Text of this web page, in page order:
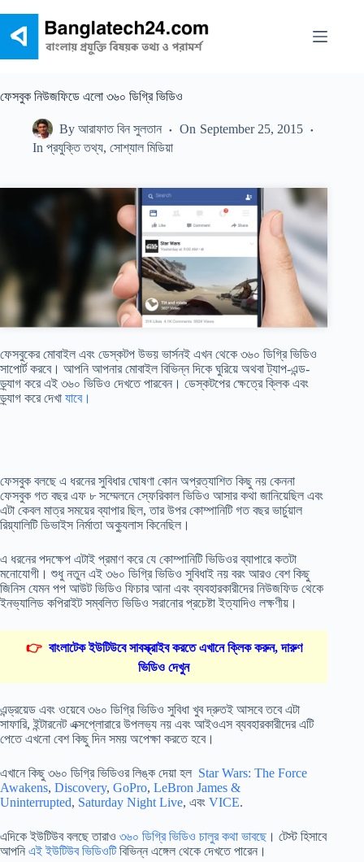
content
ফেসবুক নিউজফিডে এলো ৩৬০ ডিগ্রি ভিডিও
By আরাফাত বিন সুলতান On September 25, 2015
In প্রযুক্তি তথ্য,সোশ্যাল মিডিয়া
ফেসবুকের মোবাইল এবং ডেস্কটপ উভয় ভার্সনই এখন থেকে ৩৬০ ডিগ্রি ভিডিও
সাপোর্ট করবে। আপনি আপনার মোবাইল বিভিন্ন দিকে ঘুরিয়ে অথবা ট্যাপ-এন্ড-
ড্র্যাগ করে এই ৩৬০ ভিডিও দেখতে পারবেন। ডেস্কটপের ক্ষেত্রে ক্লিক এবং
ড্র্যাগ করে দেখা যাবে।
ফেসবুক বলছে এ ধরনের সুবিধার ঘোষণা কোন অপ্রত্যাশিত কিছু নয় কেননা
ফেসবুক গত বছর এফ ৮ সম্মেলনে স্ফেরিকাল ভিডিও আসার কথা জানিয়েছিল এবং
এটা কেবল মাত্র সময়ের ব্যাপার ছিল, তার উপর কোম্পানিটি গত বছর ভার্চুয়াল
রিয়্যালিটি ডিভাইস নির্মাতা অক্যুলাস কিনেছিল।
এ ধরনের পদক্ষেপ এটাই প্রমাণ করে যে কোম্পানিটি ভিডিওর ব্যাপারে কতটা
মনোযোগী। শুধু নতুন এই ৩৬০ ডিগ্রি ভিডিও সুবিধাই নয় বরং আরও বেশ কিছু
জিনিস যেমন পপ আউট ভিডিও ফিচার আনা এবং ব্যবহারকারীদের নিউজফিড থেকে
ইনভ্যালিড কপিরাইট সম্বলিত ভিডিও সরানোর প্রচেষ্টা ইত্যাদিও লক্ষণীয়।
👉 বাংলাটেক ইউটিউবে সাবস্ক্রাইব করতে এখানে ক্লিক করুন, দারুণ
ভিডিও দেখুন
এন্ড্রয়েড এবং ওয়েবে ৩৬০ ডিগ্রি ভিডিও সুবিধা খুব দ্রুতই আসবে তবে এটা
সাফারি, ইন্টারনেট এক্সপ্লোরারে উপলভ্য নয় এবং আইওএস ব্যবহারকারীদের এটি
পেতে এখনো বেশ কিছু দিন সময় অপেক্ষা করতে হবে।
এখানে কিছু ৩৬০ ডিগ্রি ভিডিওর লিঙ্ক দেয়া হল Star Wars: The Force
Awakens, Discovery, GoPro, LeBron James &
Uninterrupted, Saturday Night Live, এবং VICE.
এদিকে ইউটিউব বলছে তারাও ৩৬০ ডিগ্রি ভিডিও চালুর কথা ভাবছে। টেস্ট হিসাবে
আপনি এই ইউটিউব ভিডিওটিবিভিন্ন এঙ্গেল থেকে দেখতে পারেন।